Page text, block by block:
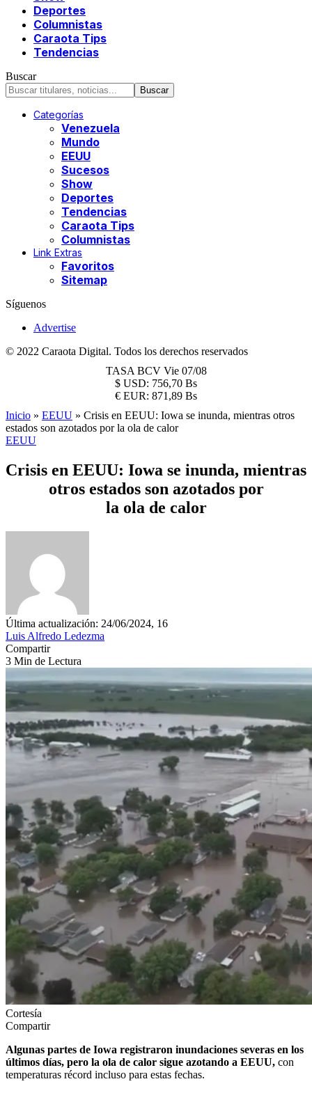
Deportes
Columnistas
Caraota Tips
Tendencias
Buscar
Categorías
Venezuela
Mundo
EEUU
Sucesos
Show
Deportes
Tendencias
Caraota Tips
Columnistas
Link Extras
Favoritos
Sitemap
Síguenos
Advertise
© 2022 Caraota Digital. Todos los derechos reservados
TASA BCV Vie 07/08
$ USD: 756,70 Bs
€ EUR: 871,89 Bs
Inicio » EEUU » Crisis en EEUU: Iowa se inunda, mientras otros
estados son azotados por la ola de calor
EEUU
Crisis en EEUU: Iowa se inunda, mientras
otros estados son azotados por
la ola de calor
Última actualización: 24/06/2024, 16
Luis Alfredo Ledezma
Compartir
3 Min de Lectura
Cortesía
Compartir
Algunas partes de Iowa registraron inundaciones severas en los
últimos días, pero la ola de calor sigue azotando a EEUU, con
temperaturas récord incluso para estas fechas.